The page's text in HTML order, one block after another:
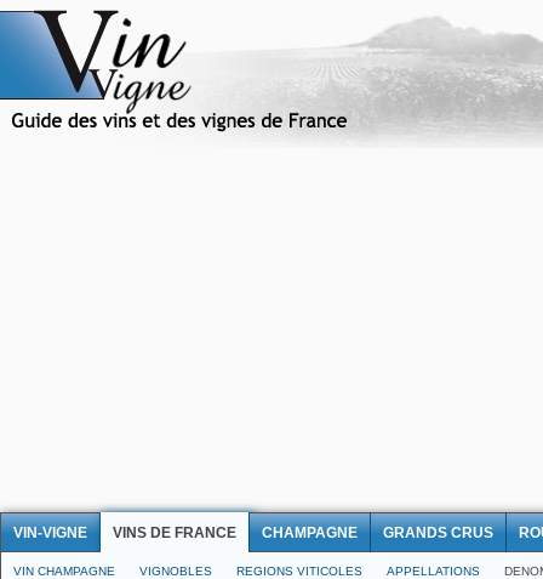
VIN-VIGNE VINS DE FRANCE CHAMPAGNE GRANDS CRUS
VIN CHAMPAGNE VIGNOBLES REGIONS VITICOLES APPELLATIONS